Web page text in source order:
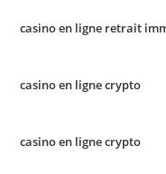
casino en ligne retrait
casino en ligne crypto
casino en ligne crypto